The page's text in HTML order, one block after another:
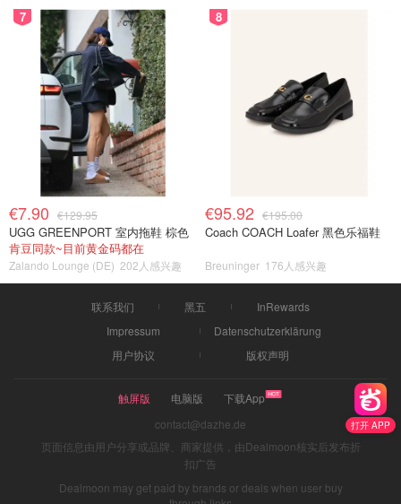
打开 APP
7
€7.90 €129.95
UGG GREENPORT 室内拖鞋 棕色
肯豆同款~目前黄金码都在
Zalando Lounge (DE) 202人感兴趣
8
€95.92 €195.00
Coach COACH Loafer 黑色乐福鞋
Breuninger 176人感兴趣
联系我们 黑五
InRewards
Impressum
Datenschutzerklärung
用户协议
版权声明
触屏版 电脑版
下载App
contact@dazhe.de
页面信息由用户分享或品牌、商家提供，由Dealmoon核实后发布折
扣广告
Dealmoon may get paid by brands or deals when user buy